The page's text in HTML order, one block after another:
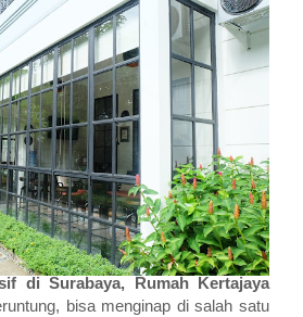
di Surabaya, Rumah Kertajaya
bisa menginap di salah satu